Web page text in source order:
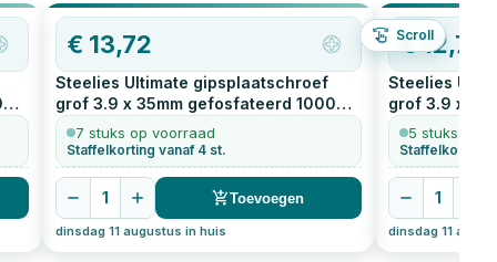
Scroll
€ 13,72
Steelies Ultimate gipsplaatschroef
grof 3.9 x 35mm gefosfateerd 1000
stuks7 stuks op voorraad
Staffelkorting vanaf 4 st.
1 Toevoegen
dinsdag 11 augustus in huis
€12,71
Steelies
grof 3.9 x
stuks5 stuks op
Staffelkorting
1
dinsdag 11